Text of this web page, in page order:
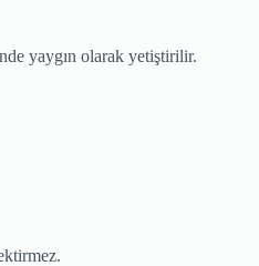
yaygın olarak yetiştirilir.